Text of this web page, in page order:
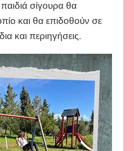
σίγουρα θα
και θα επιδοθούν σε
και περιηγήσεις.